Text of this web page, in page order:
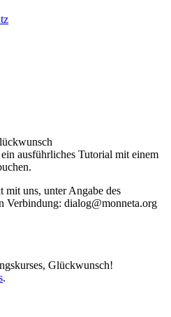
ausführliches Tutorial mit einem
mit uns, unter Angabe des
Verbindung: dialog@monneta.org
Glückwunsch!
.